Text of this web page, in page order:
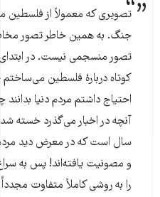
تصویری که معمولاً از فلسطین
جنگ. به همین خاطر تصور
تصور منسجمی نیست. در ابتدای
کوتاه دربارۀ فلسطین
احتیاج داشتم مردم دنیا
آنچه در اخبار می‌گذرد خسته
سال است که در معرض دید مردم
و مصونیت یافته‌اند! پس به
را به روشی کاملاً متفاوت